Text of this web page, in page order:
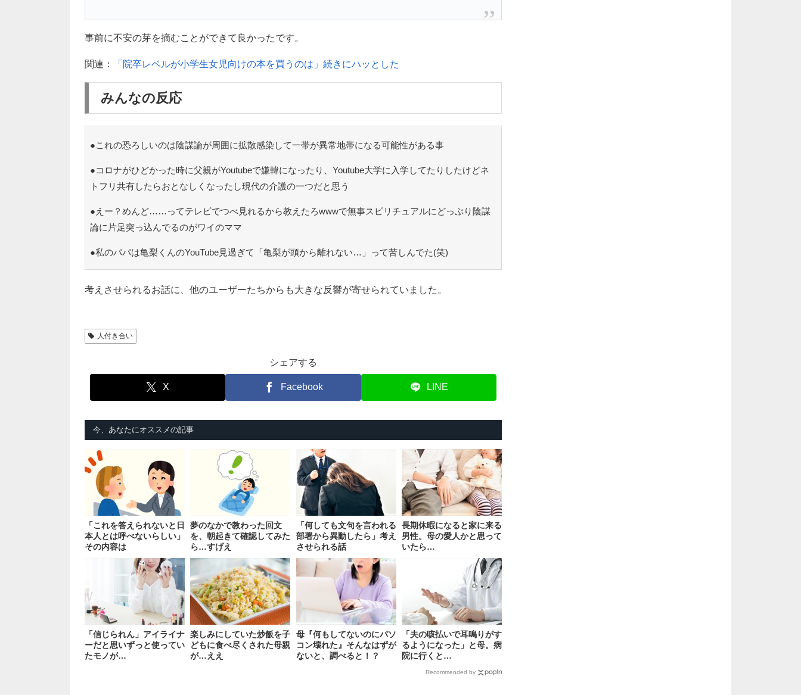
事前に不安の芽を摘むことができて良かったです。
関連： 「院卒レベルが小学生女児向けの本を買うのは」続きにハッとした
みんなの反応
●これの恐ろしいのは陰謀論が周囲に拡散感染して一帯が異常地帯になる可能性がある事
●コロナがひどかった時に父親がYoutubeで嫌韓になったり、Youtube大学に入学してたりしたけどネ
トフリ共有したらおとなしくなったし現代の介護の一つだと思う
●えー？めんど……ってテレビでつべ見れるから教えたろwwwで無事スピリチュアルにどっぷり陰謀
論に片足突っ込んでるのがワイのママ
●私のパパは亀梨くんのYouTube見過ぎて「亀梨が頭から離れない…」って苦しんでた(笑)
考えさせられるお話に、他のユーザーたちからも大きな反響が寄せられていました。
人付き合い
シェアする
X Facebook LINE
今、あなたにオススメの記事
「これを答えられないと日
本人とは呼べないらしい」
その内容は
夢のなかで教わった回文
を、朝起きて確認してみた
ら…すげえ
「何しても文句を言われる
部署から異動したら」考え
させられる話
長期休暇になると家に来る
男性。母の愛人かと思って
いたら…
「信じられん」アイライナ
ーだと思いずっと使ってい
たモノが…
楽しみにしていた炒飯を子
どもに食べ尽くされた母親
が…ええ
母『何もしてないのにパソ
コン壊れた』そんなはずが
ないと、調べると！？
「夫の咳払いで耳鳴りがす
るようになった」と母。病
院に行くと…
Recommended by